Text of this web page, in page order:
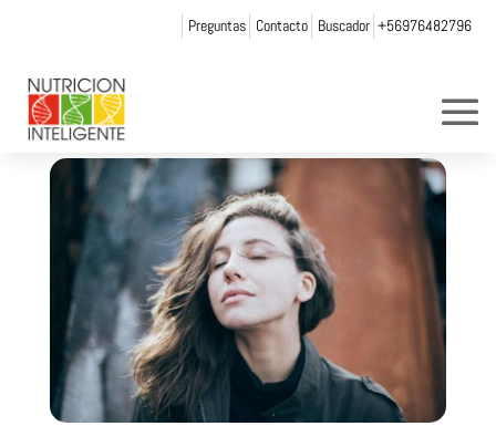
Preguntas Contacto Buscador +56976482796